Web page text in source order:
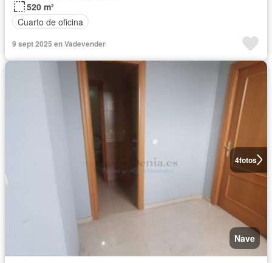
520 m²
Cuarto de oficina
9 sept 2025 en Vadevender
4fotos
Nave